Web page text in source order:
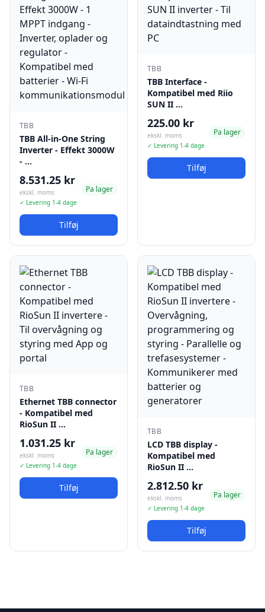
TBB
TBB All-in-One String
Inverter - Effekt 3000W
- …
8.531.25 kr
ekskl. moms
✓ Levering 1-4 dage
Pa lager
Tilføj
TBB
TBB Interface -
Kompatibel med Riio
SUN II …
225.00 kr
ekskl. moms
✓ Levering 1-4 dage
Pa lager
Tilføj
TBB
Ethernet TBB connector
- Kompatibel med
RioSun II …
1.031.25 kr
ekskl. moms
✓ Levering 1-4 dage
Pa lager
Tilføj
TBB
LCD TBB display -
Kompatibel med
RioSun II …
2.812.50 kr
ekskl. moms
✓ Levering 1-4 dage
Pa lager
Tilføj